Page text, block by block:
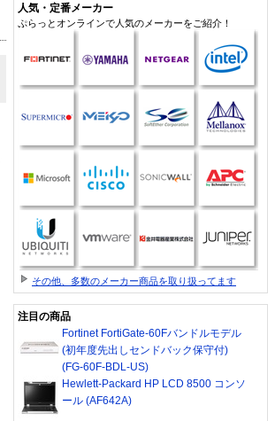
人気・定番メーカー
ぷらっとオンラインで人気のメーカーをご紹介！
その他、多数のメーカー商品を取り扱ってます
注目の商品
Fortinet FortiGate-60Fバンドルモデル
(初年度先出しセンドバック保守付)
(FG-60F-BDL-US)
Hewlett-Packard HP LCD 8500 コンソ
ール (AF642A)